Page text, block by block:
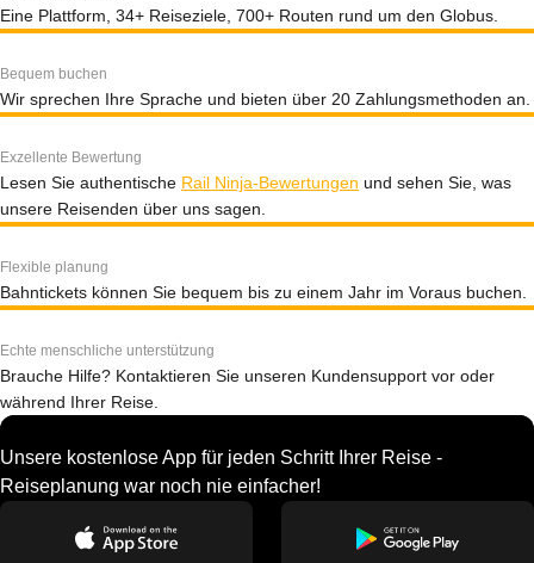
Eine Plattform, 34+ Reiseziele, 700+ Routen rund um den Globus.
Bequem buchen
Wir sprechen Ihre Sprache und bieten über 20 Zahlungsmethoden an.
Exzellente Bewertung
Lesen Sie authentische Rail Ninja-Bewertungen und sehen Sie, was
unsere Reisenden über uns sagen.
Flexible planung
Bahntickets können Sie bequem bis zu einem Jahr im Voraus buchen.
Echte menschliche unterstützung
Brauche Hilfe? Kontaktieren Sie unseren Kundensupport vor oder
während Ihrer Reise.
Unsere kostenlose App für jeden Schritt Ihrer Reise -
Reiseplanung war noch nie einfacher!